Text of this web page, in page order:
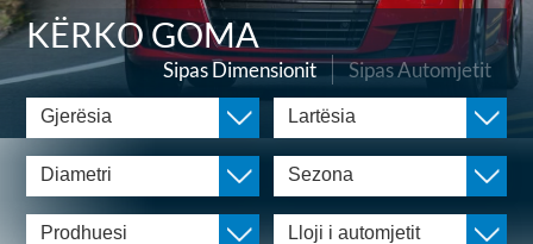
KËRKO GOMA
Sipas Dimensionit Sipas Automjetit
Gjerësia Lartësia
Diametri Sezona
Prodhuesi Lloji i automjetit